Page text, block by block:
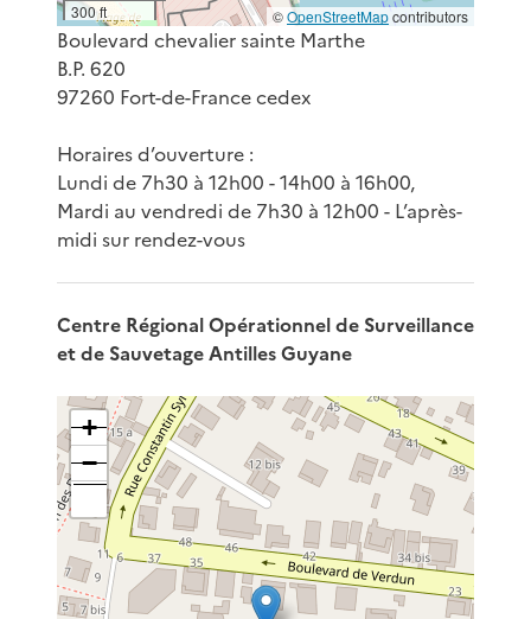
300 ft
©OpenStreetMapcontributors
Boulevard chevalier sainte Marthe
B.P. 620
97260 Fort-de-France cedex
Horaires d’ouverture :
Lundi de 7h30 à 12h00 - 14h00 à 16h00,
Mardi au vendredi de 7h30 à 12h00 - L’après-
midi sur rendez-vous
Centre Régional Opérationnel de Surveillance
et de Sauvetage Antilles Guyane
+
−